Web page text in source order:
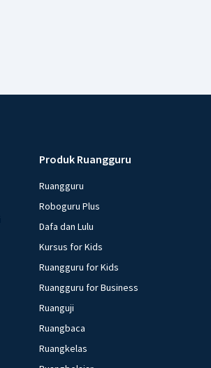
Produk Ruangguru
Ruangguru
Roboguru Plus
Dafa dan Lulu
Kursus for Kids
Ruangguru for Kids
Ruangguru for Business
Ruanguji
Ruangbaca
Ruangkelas